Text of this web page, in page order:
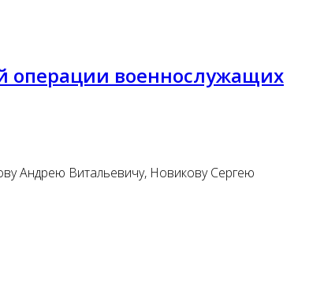
операции военнослужащих
Андрею Витальевичу, Новикову Сергею